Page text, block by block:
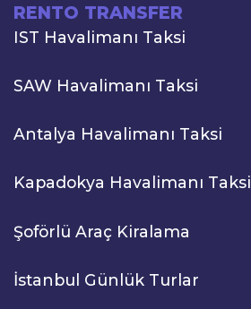
RENTO TRANSFER
IST Havalimanı Taksi
SAW Havalimanı Taksi
Antalya Havalimanı Taksi
Kapadokya Havalimanı Taksi
Şoförlü Araç Kiralama
İstanbul Günlük Turlar